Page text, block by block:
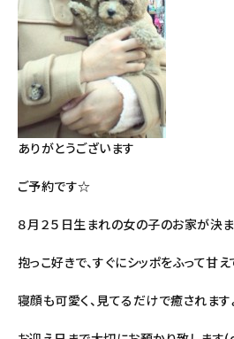
ありがとうございます
ご予約です☆
８月２５日生まれの女の子のお家が決
抱っこ好きで、すぐにシッポをふって
寝顔も可愛く、見てるだけで癒され